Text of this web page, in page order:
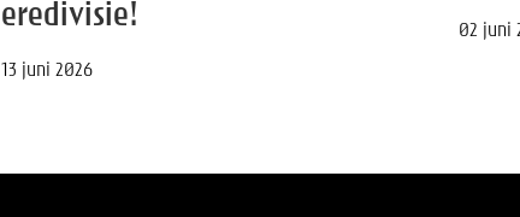
eredivisie!
13 juni 2026
02 juni